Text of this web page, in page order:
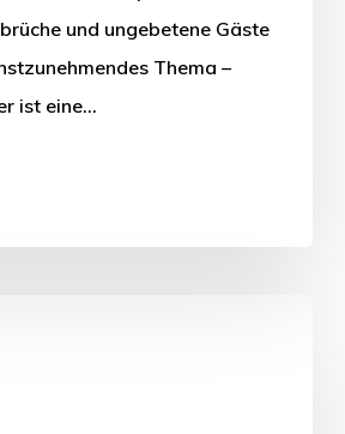
und ungebetene Gäste
Thema –
ist eine…